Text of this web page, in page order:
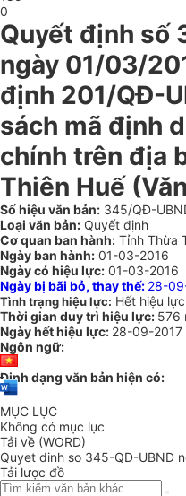
0
Quyết định số
ngày 01/03/
định 201/QĐ-
sách mã định
chính trên địa
Thiên Huế
Số hiệu văn bản: 345/QĐ-
Loại văn bản: Quyết định
Cơ quan ban hành: Tỉnh Thừa
Ngày ban hành: 01-03-2016
Ngày có hiệu lực: 01-03-2016
Ngày bị bãi bỏ, thay thế: 28-
Tình trạng hiệu lực: Hết hiệu lực
Thời gian duy trì hiệu lực: 576
Ngày hết hiệu lực: 28-09-2017
Ngôn ngữ:
Định dạng văn bản hiện có:
MỤC LỤC
Không có mục lục
Tải về (WORD)
Quyet dinh so 345-QD-UBND
Tải lược đồ